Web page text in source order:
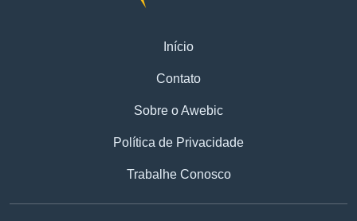
Início
Contato
Sobre o Awebic
Política de Privacidade
Trabalhe Conosco